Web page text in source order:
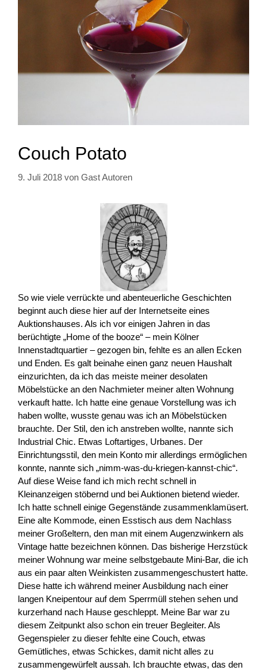
Couch Potato
9. Juli 2018 von Gast Autoren
So wie viele verrückte und abenteuerliche Geschichten
beginnt auch diese hier auf der Internetseite eines
Auktionshauses. Als ich vor einigen Jahren in das
berüchtigte „Home of the booze“ – mein Kölner
Innenstadtquartier – gezogen bin, fehlte es an allen Ecken
und Enden. Es galt beinahe einen ganz neuen Haushalt
einzurichten, da ich das meiste meiner desolaten
Möbelstücke an den Nachmieter meiner alten Wohnung
verkauft hatte. Ich hatte eine genaue Vorstellung was ich
haben wollte, wusste genau was ich an Möbelstücken
brauchte. Der Stil, den ich anstreben wollte, nannte sich
Industrial Chic. Etwas Loftartiges, Urbanes. Der
Einrichtungsstil, den mein Konto mir allerdings ermöglichen
konnte, nannte sich „nimm-was-du-kriegen-kannst-chic“.
Auf diese Weise fand ich mich recht schnell in
Kleinanzeigen stöbernd und bei Auktionen bietend wieder.
Ich hatte schnell einige Gegenstände zusammenklamüsert.
Eine alte Kommode, einen Esstisch aus dem Nachlass
meiner Großeltern, den man mit einem Augenzwinkern als
Vintage hatte bezeichnen können. Das bisherige Herzstück
meiner Wohnung war meine selbstgebaute Mini-Bar, die ich
aus ein paar alten Weinkisten zusammengeschustert hatte.
Diese hatte ich während meiner Ausbildung nach einer
langen Kneipentour auf dem Sperrmüll stehen sehen und
kurzerhand nach Hause geschleppt. Meine Bar war zu
diesem Zeitpunkt also schon ein treuer Begleiter. Als
Gegenspieler zu dieser fehlte eine Couch, etwas
Gemütliches, etwas Schickes, damit nicht alles zu
zusammengewürfelt aussah. Ich brauchte etwas, das den